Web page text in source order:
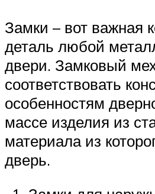
Замки – вот важная
деталь любой
двери. Замковый
соответствовать
особенностям
массе изделия из
материала из
дверь.